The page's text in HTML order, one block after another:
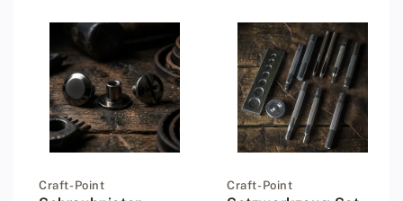
Anbieter:
Craft-Point Anbieter:
Craft-Point